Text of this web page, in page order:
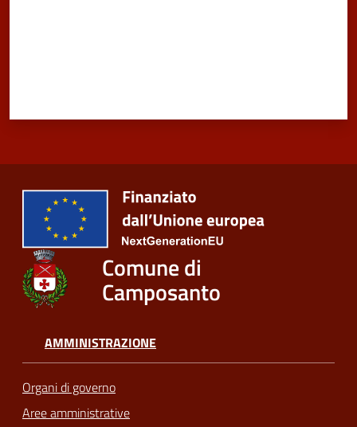
Comune di
Camposanto
AMMINISTRAZIONE
Organi di governo
Aree amministrative